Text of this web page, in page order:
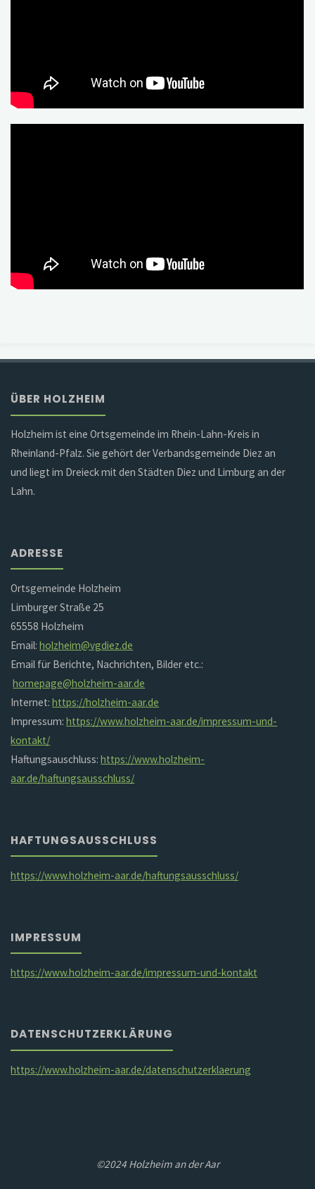
ÜBER HOLZHEIM
Holzheim ist eine Ortsgemeinde im Rhein-Lahn-Kreis in
Rheinland-Pfalz. Sie gehört der Verbandsgemeinde Diez an
und liegt im Dreieck mit den Städten Diez und Limburg an der
Lahn.
ADRESSE
Ortsgemeinde Holzheim
Limburger Straße 25
65558 Holzheim
Email:holzheim@vgdiez.de
Email für Berichte, Nachrichten, Bilder etc.:
homepage@holzheim-aar.de
Internet:https://holzheim-aar.de
Impressum:https://www.holzheim-aar.de/impressum-und-
kontakt/
Haftungsauschluss:https://www.holzheim-
aar.de/haftungsausschluss/
HAFTUNGSAUSSCHLUSS
https://www.holzheim-aar.de/haftungsausschluss/
IMPRESSUM
https://www.holzheim-aar.de/impressum-und-kontakt
DATENSCHUTZERKLÄRUNG
https://www.holzheim-aar.de/datenschutzerklaerung
©2024 Holzheim an der Aar